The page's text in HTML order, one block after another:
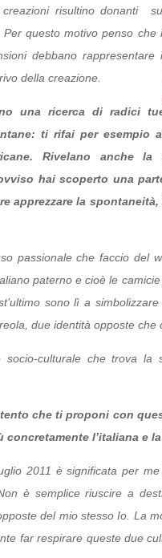
risultino donanti
questo motivo penso che
debbano rappresentare
della creazione.
una ricerca di radici
ti rifai per esempio
Rivelano anche
hai scoperto una
apprezzare la
passionale che faccio del
paterno e cioè le
sono lì a
due identità opposte che
culturale che trova la
che ti proponi con
concretamente l’italiana e
2011 è significata per
è semplice riuscire a
del mio stesso Io. La
far respirare queste due